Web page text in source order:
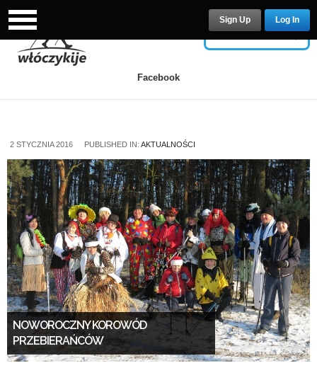
Facebook
Log In
Sign Up
2 STYCZNIA 2016 PUBLISHED IN: AKTUALNOŚCI
NOWOROCZNY KOROWÓD
PRZEBIERAŃCÓW
Remember Me
Lost your password? /Register